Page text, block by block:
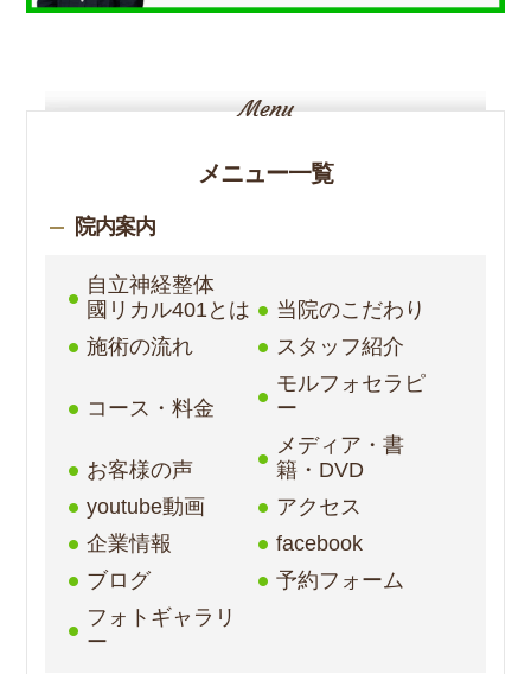
メニュー一覧
院内案内
自立神経整体
國リカル401とは
当院のこだわり
施術の流れ
スタッフ紹介
コース・料金
モルフォセラピ
ー
お客様の声
メディア・書
籍・DVD
youtube動画
アクセス
企業情報
facebook
ブログ
予約フォーム
フォトギャラリ
ー